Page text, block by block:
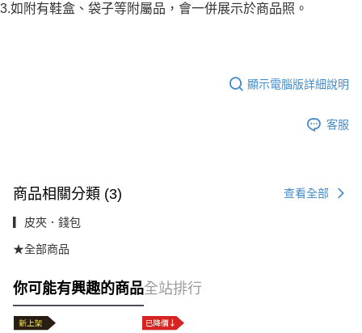
3.如附有鞋盒、袋子等附屬品，會一併展示於商品照。
顯示電腦版詳細說明
客服
商品相關分類 (3) 查看全部
▎皮夾．錢包
★全部商品
你可能有興趣的商品全站排行